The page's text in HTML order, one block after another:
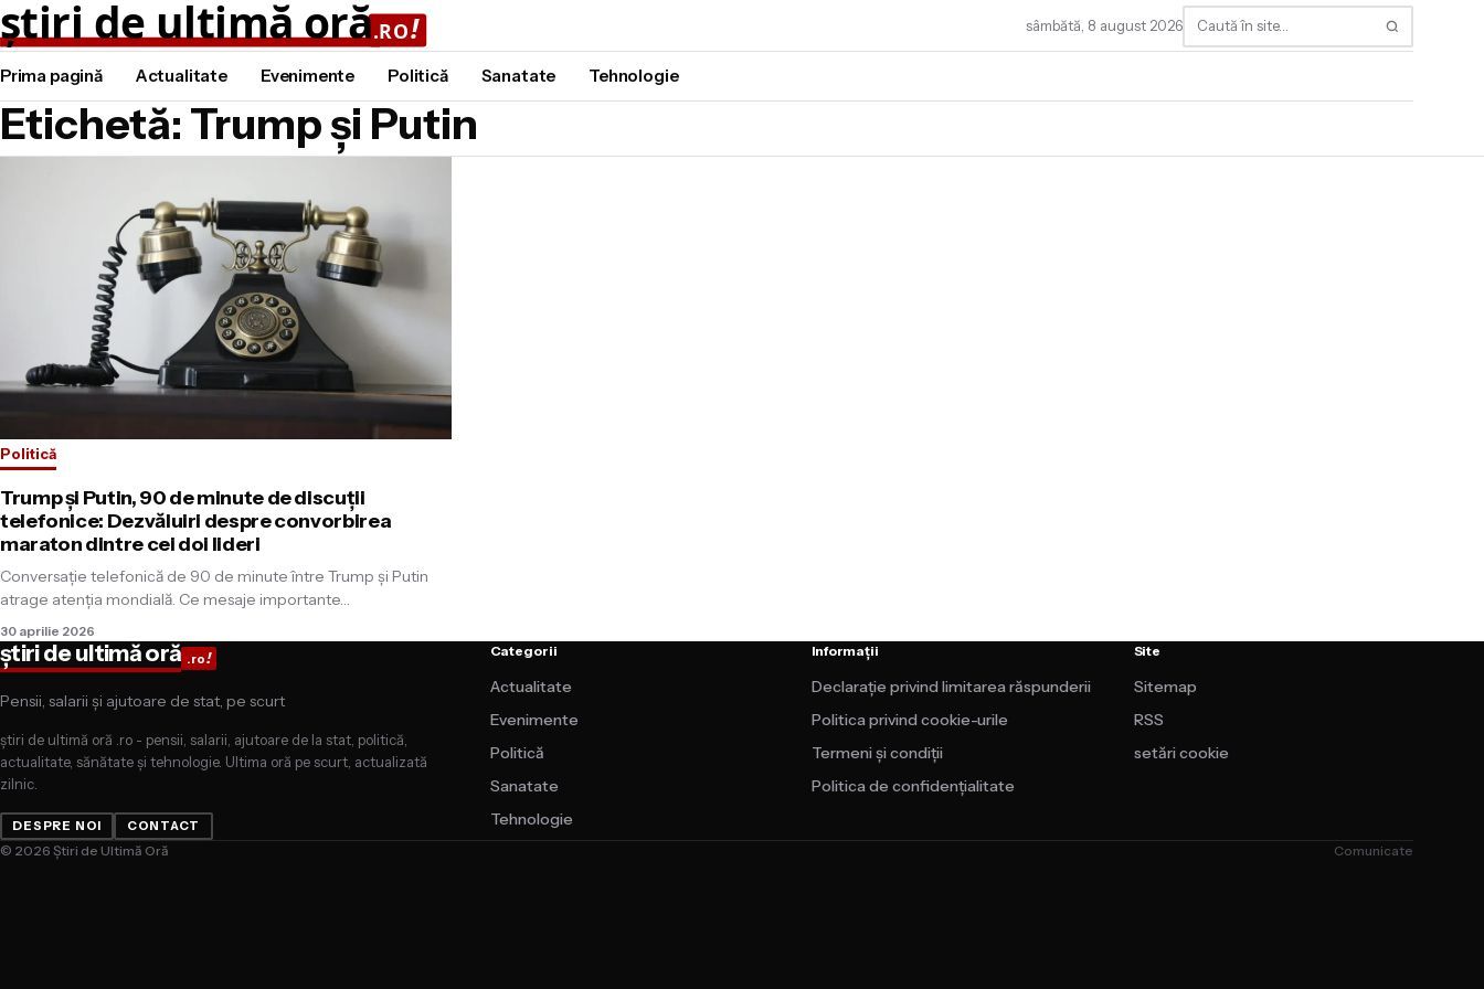
sâmbătă, 8 august 2026 Caută
Prima pagină Actualitate Evenimente Politică Sanatate Tehnologie
Etichetă: Trump și Putin
Politică
Trump și Putin, 90 de minute de discuții
telefonice: Dezvăluiri despre convorbirea
maraton dintre cei doi lideri
Conversație telefonică de 90 de minute între Trump și Putin
atrage atenția mondială. Ce mesaje importante…
30 aprilie 2026
știri de ultimă oră .ro!
Pensii, salarii și ajutoare de stat, pe scurt
știri de ultimă oră .ro - pensii, salarii, ajutoare de la stat, politică,
actualitate, sănătate și tehnologie. Ultima oră pe scurt, actualizată
zilnic.
DESPRE NOI CONTACT
Categorii
Actualitate
Evenimente
Politică
Sanatate
Tehnologie
Informații
Declarație privind limitarea răspunderii
Politica privind cookie-urile
Termeni și condiții
Politica de confidențialitate
Site
Sitemap
RSS
setări cookie
© 2026 Știri de Ultimă Oră Comunicate